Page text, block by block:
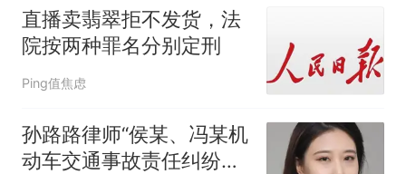
直播卖翡翠拒不发货，法
院按两种罪名分别定刑
Ping值焦虑
孙路路律师“侯某、冯某机
动车交通事故责任纠纷案”